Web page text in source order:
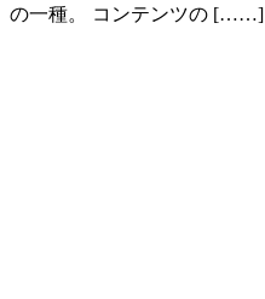
の一種。 コンテンツの [……]